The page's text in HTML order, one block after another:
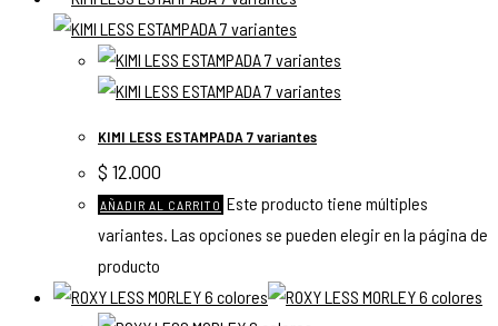
KIMI LESS ESTAMPADA 7 variantes
$ 12.000
AÑADIR AL CARRITO Este producto tiene múltiples
variantes. Las opciones se pueden elegir en la página de
producto